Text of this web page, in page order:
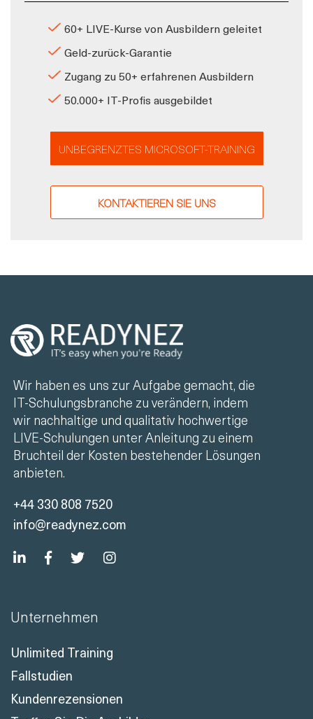
60+ LIVE-Kurse von Ausbildern geleitet
Geld-zurück-Garantie
Zugang zu 50+ erfahrenen Ausbildern
50.000+ IT-Profis ausgebildet
UNBEGRENZTES MICROSOFT-TRAINING
KONTAKTIEREN SIE UNS
Wir haben es uns zur Aufgabe gemacht, die
IT-Schulungsbranche zu verändern, indem
wir nachhaltige und qualitativ hochwertige
LIVE-Schulungen unter Anleitung zu einem
Bruchteil der Kosten bestehender Lösungen
anbieten.
+44 330 808 7520
info@readynez.com
Unternehmen
Unlimited Training
Fallstudien
Kundenrezensionen